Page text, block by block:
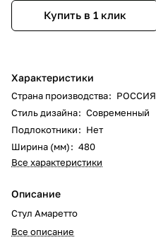
Купить в 1 клик
Характеристики
Страна производства: РОССИЯ
Стиль дизайна: Современный
Подлокотники: Нет
Ширина (мм): 480
Все характеристики
Описание
Стул Амаретто
Все описание